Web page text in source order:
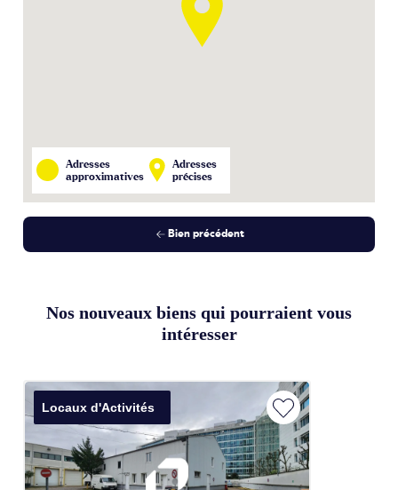
Adresses
approximatives
Adresses
précises
Bien précédent
Nos nouveaux biens qui pourraient vous
intéresser
Locaux d'Activités